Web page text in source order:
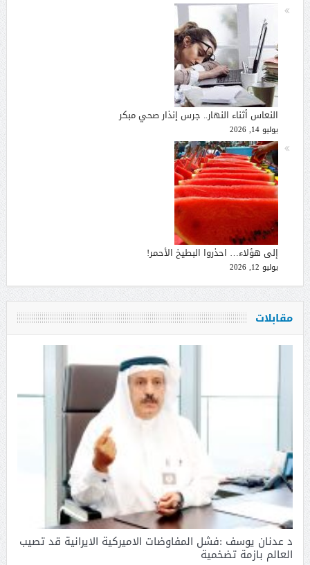
النعاس أثناء النهار.. جرس إنذار صحي مبكر
يوليو 14, 2026
إلى هؤلاء… احذروا البطيخ الأحمر!
يوليو 12, 2026
مقابلات
د عدنان يوسف :فشل المفاوضات الاميركية الايرانية قد تصيب
العالم بازمة تضخمية